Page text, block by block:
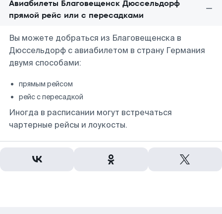
Авиабилеты Благовещенск Дюссельдорф
прямой рейс или с пересадками
Вы можете добраться из Благовещенска в
Дюссельдорф с авиабилетом в страну Германия
двумя способами:
прямым рейсом
рейс с пересадкой
Иногда в расписании могут встречаться
чартерные рейсы и лоукосты.